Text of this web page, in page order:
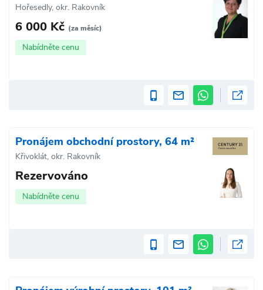
Hořesedly, okr. Rakovník
6 000 Kč (za měsíc)
Nabídněte cenu
Pronájem obchodní prostory, 64 m²
Křivoklát, okr. Rakovník
Rezervováno
Nabídněte cenu